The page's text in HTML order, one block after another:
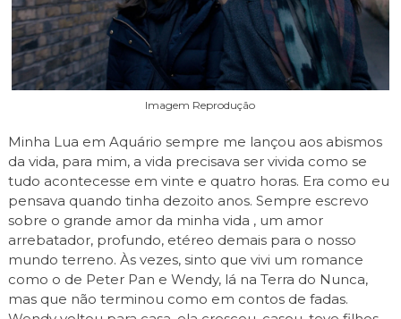
Imagem Reprodução
Minha Lua em Aquário sempre me lançou aos abismos
da vida, para mim, a vida precisava ser vivida como se
tudo acontecesse em vinte e quatro horas. Era como eu
pensava quando tinha dezoito anos. Sempre escrevo
sobre o grande amor da minha vida , um amor
arrebatador, profundo, etéreo demais para o nosso
mundo terreno. Às vezes, sinto que vivi um romance
como o de Peter Pan e Wendy, lá na Terra do Nunca,
mas que não terminou como em contos de fadas.